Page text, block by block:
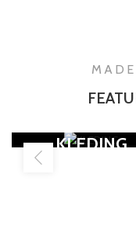
KLEDING